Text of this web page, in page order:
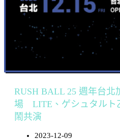
RUSH BALL 25 週年台北
場 LITE、ゲシュタルト
鬧共演
2023-12-09